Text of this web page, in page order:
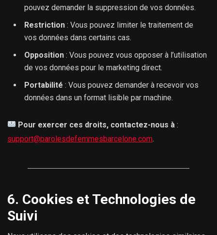
pouvez demander la suppression de vos données.
Restriction : Vous pouvez limiter le traitement de
vos données dans certains cas.
Opposition : Vous pouvez vous opposer à l’utilisation
de vos données pour le marketing direct.
Portabilité : Vous pouvez demander à recevoir vos
données dans un format lisible par machine.
Pour exercer ces droits, contactez-nous à :
support@parolesdefemmesbarcelone.com.
6. Cookies et Technologies de
Suivi